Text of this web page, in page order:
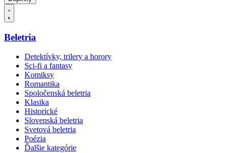
Beletria
Detektívky, trilery a horory
Sci-fi a fantasy
Komiksy
Romantika
Spoločenská beletria
Klasika
Historické
Slovenská beletria
Svetová beletria
Poézia
Ďalšie kategórie